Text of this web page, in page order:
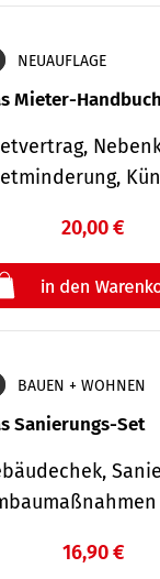
NEUAUFLAGE
Mieter-Handbuch
20,00 €
BAUEN + WOHNEN
Sanierungs-Set
16,90 €